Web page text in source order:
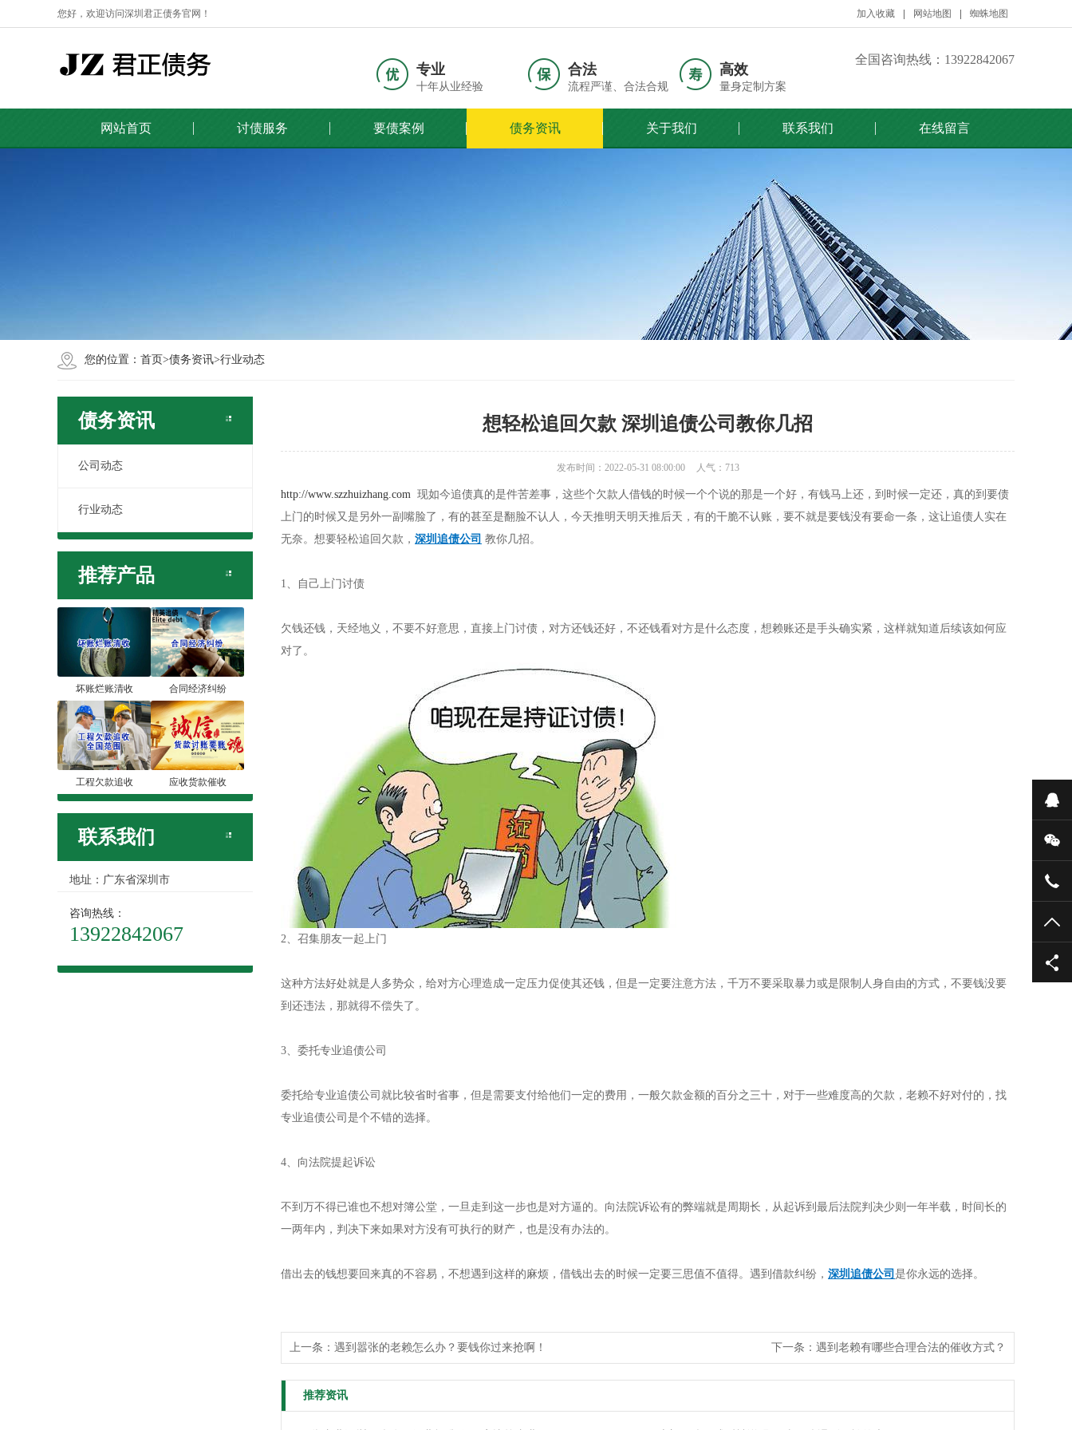
加入收藏 网站地图 蜘蛛地图
您好，欢迎访问深圳君正债务官网！
专业
十年从业经验
合法
流程严谨、合法合规
高效
量身定制方案
全国咨询热线：13922842067
网站首页 讨债服务 要债案例 债务资讯 关于我们 联系我们 在线留言
您的位置： 首页>债务资讯>行业动态
债务资讯
公司动态
行业动态
推荐产品
坏账烂账清收 合同经济纠纷
工程欠款追收 应收货款催收
联系我们
地址：广东省深圳市
咨询热线：
13922842067
想轻松追回欠款 深圳追债公司教你几招
发布时间：2022-05-31 08:00:00 人气： 713
http://www.szzhuizhang.com 现如今追债真的是件苦差事，这些个欠款人借钱的时候一个个说的那是一个好，有钱马上还，到时候一定还，真的到要债
上门的时候又是另外一副嘴脸了，有的甚至是翻脸不认人，今天推明天明天推后天，有的干脆不认账，要不就是要钱没有要命一条，这让追债人实在
无奈。想要轻松追回欠款， 深圳追债公司 教你几招。
1、自己上门讨债
欠钱还钱，天经地义，不要不好意思，直接上门讨债，对方还钱还好，不还钱看对方是什么态度，想赖账还是手头确实紧，这样就知道后续该如何应
对了。
2、召集朋友一起上门
这种方法好处就是人多势众，给对方心理造成一定压力促使其还钱，但是一定要注意方法，千万不要采取暴力或是限制人身自由的方式，不要钱没要
到还违法，那就得不偿失了。
3、委托专业追债公司
委托给专业追债公司就比较省时省事，但是需要支付给他们一定的费用，一般欠款金额的百分之三十，对于一些难度高的欠款，老赖不好对付的，找
专业追债公司是个不错的选择。
4、向法院提起诉讼
不到万不得已谁也不想对簿公堂，一旦走到这一步也是对方逼的。向法院诉讼有的弊端就是周期长，从起诉到最后法院判决少则一年半载，时间长的
一两年内，判决下来如果对方没有可执行的财产，也是没有办法的。
借出去的钱想要回来真的不容易，不想遇到这样的麻烦，借钱出去的时候一定要三思值不值得。遇到借款纠纷， 深圳追债公司 是你永远的选择。
上一条： 遇到嚣张的老赖怎么办？要钱你过来抢啊！ 下一条： 遇到老赖有哪些合理合法的催收方式？
推荐资讯
在
微